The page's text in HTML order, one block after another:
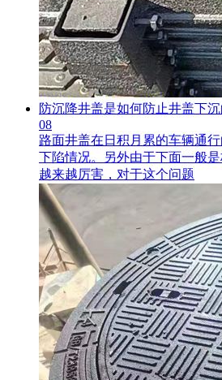
防沉降井盖是如何防止井盖下沉
08
路面井盖在日积月累的车辆通
下陷情况。另外由于下面一般
越来越厉害，对于这个问题